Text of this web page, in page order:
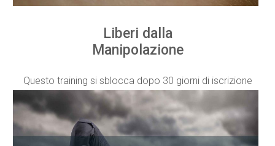
Liberi dalla
Manipolazione
Questo training si sblocca dopo 30 giorni di iscrizione